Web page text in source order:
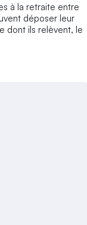
à la retraite entre
déposer leur
dont ils relèvent, le